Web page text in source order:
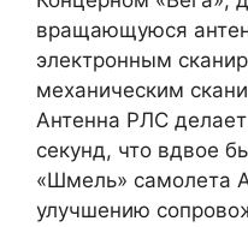
вращающуюся
электронным
механическим
Антенна РЛС
секунд, что вдвое
«Шмель» самолета
улучшению